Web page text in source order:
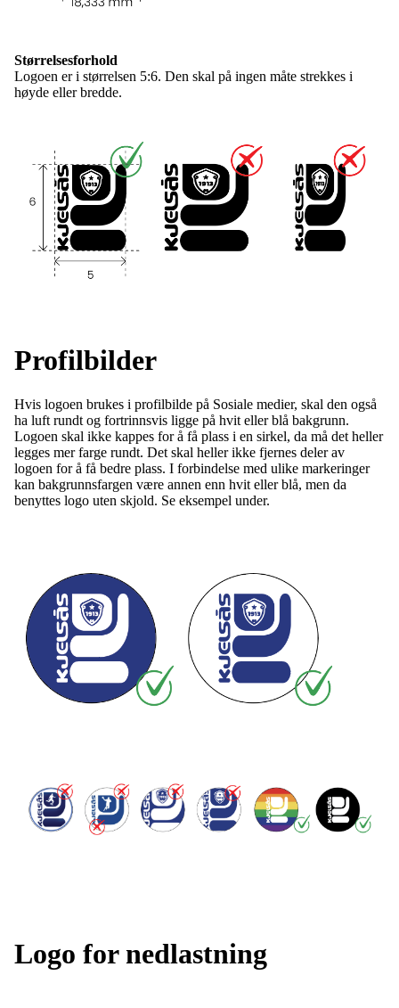
Størrelsesforhold
Logoen er i størrelsen 5:6. Den skal på ingen måte strekkes i
høyde eller bredde.
Profilbilder
Hvis logoen brukes i profilbilde på Sosiale medier, skal den også
ha luft rundt og fortrinnsvis ligge på hvit eller blå bakgrunn.
Logoen skal ikke kappes for å få plass i en sirkel, da må det heller
legges mer farge rundt. Det skal heller ikke fjernes deler av
logoen for å få bedre plass. I forbindelse med ulike markeringer
kan bakgrunnsfargen være annen enn hvit eller blå, men da
benyttes logo uten skjold. Se eksempel under.
Logo for nedlastning